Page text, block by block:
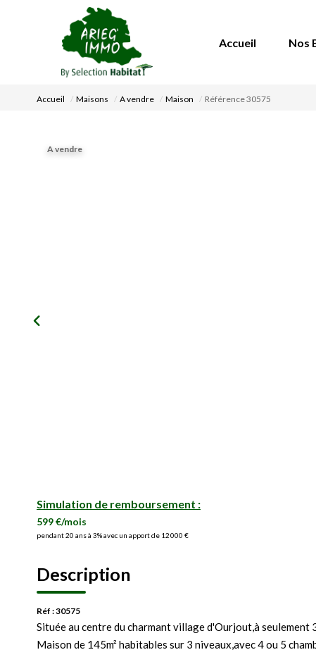
Accueil Nos
Accueil Maisons A vendre Maison Référence 30575
A vendre
Simulation de remboursement :
599 €/mois
pendant 20 ans à 3% avec un apport de 12 000 €
Description
Réf : 30575
Située au centre du charmant village d'Ourjout,à seulement
Maison de 145m² habitables sur 3 niveaux,avec 4 ou 5